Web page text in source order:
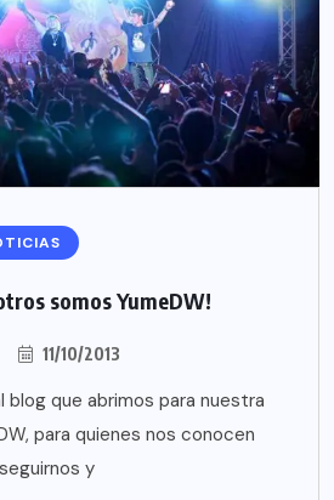
somos YumeDW!
11/10/2013
blog que abrimos para nuestra
para quienes nos conocen
y